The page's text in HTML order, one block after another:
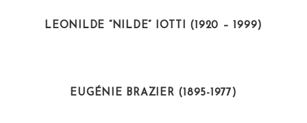
LEONILDE “NILDE” IOTTI (1920 – 1999)
EUGÉNIE BRAZIER (1895-1977)